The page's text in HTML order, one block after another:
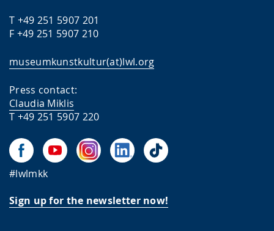
T +49 251 5907 201
F +49 251 5907 210
museumkunstkultur(at)lwl.org
Press contact:
Claudia Miklis
T +49 251 5907 220
#lwlmkk
Sign up for the newsletter now!